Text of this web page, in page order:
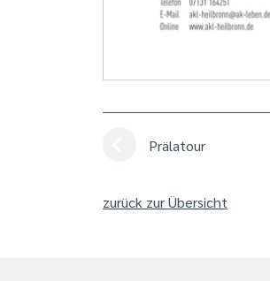
Prälatour
zurück zur Übersicht